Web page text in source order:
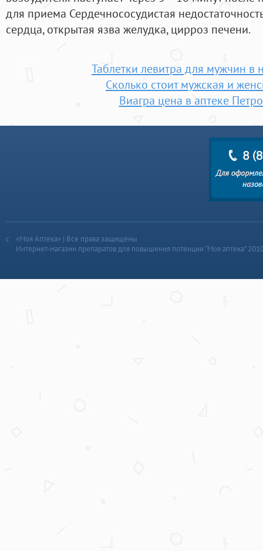
для приема Сердечнососудистая
сердца, открытая язва желудка, цирроз печени.
Таблетки левитра для мужчин в
Сколько стоит мужская и
Виагра цена в аптеке
«Моя Аптека» | Все права защищены
Интернет-магазин препаратов для повышения потенции “Моя аптека”